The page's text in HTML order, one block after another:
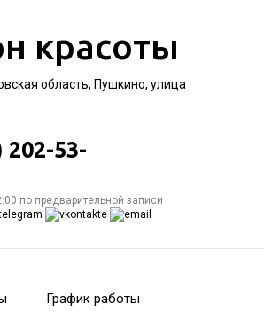
красоты
область, Пушкино, улица
202-53-
по предварительной записи
График работы